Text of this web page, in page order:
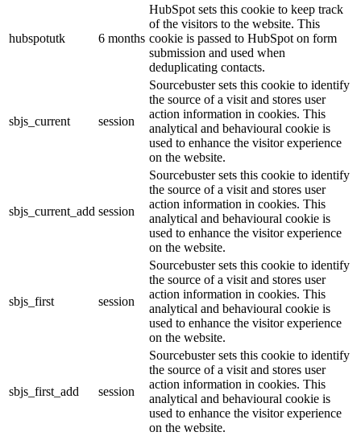
hubspotutk 6 months
HubSpot sets this cookie to keep track
of the visitors to the website. This
cookie is passed to HubSpot on form
submission and used when
deduplicating contacts.
sbjs_current session
Sourcebuster sets this cookie to identify
the source of a visit and stores user
action information in cookies. This
analytical and behavioural cookie is
used to enhance the visitor experience
on the website.
sbjs_current_add session
Sourcebuster sets this cookie to identify
the source of a visit and stores user
action information in cookies. This
analytical and behavioural cookie is
used to enhance the visitor experience
on the website.
sbjs_first session
Sourcebuster sets this cookie to identify
the source of a visit and stores user
action information in cookies. This
analytical and behavioural cookie is
used to enhance the visitor experience
on the website.
sbjs_first_add session
Sourcebuster sets this cookie to identify
the source of a visit and stores user
action information in cookies. This
analytical and behavioural cookie is
used to enhance the visitor experience
on the website.